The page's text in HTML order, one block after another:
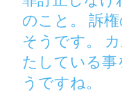
のこと。 訴
そうです。
たしている事
うですね。